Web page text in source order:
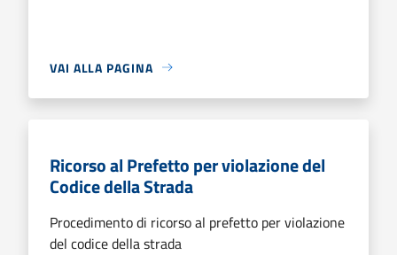
VAI ALLA PAGINA
Ricorso al Prefetto per violazione del
Codice della Strada
Procedimento di ricorso al prefetto per violazione
del codice della strada